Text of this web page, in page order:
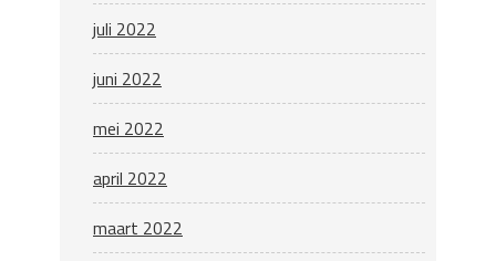
juli 2022
juni 2022
mei 2022
april 2022
maart 2022